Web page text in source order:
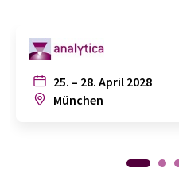
25. – 28. April 2028
München